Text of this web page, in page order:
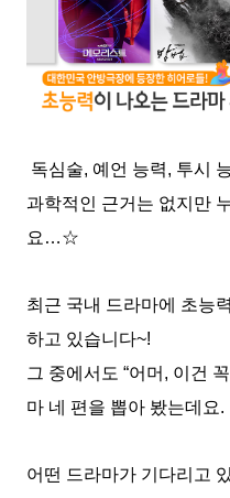
독심술, 예언 능력, 투시
과학적인 근거는 없지만
요…☆
최근 국내 드라마에 초능
하고 있습니다~!
그 중에서도 “어머, 이건
마 네 편을 뽑아 봤는데요.
어떤 드라마가 기다리고